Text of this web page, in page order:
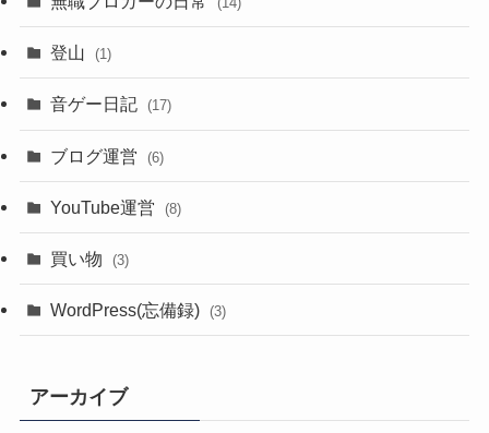
登山 (1)
音ゲー日記 (17)
ブログ運営 (6)
YouTube運営 (8)
買い物 (3)
WordPress(忘備録) (3)
アーカイブ